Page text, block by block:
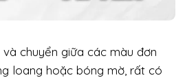
chuyển giữa các màu đơn
loang hoặc bóng mờ, rất có